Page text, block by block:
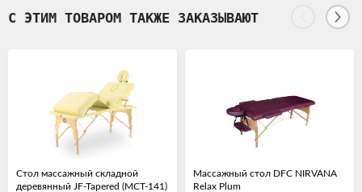
С ЭТИМ ТОВАРОМ ТАКЖЕ ЗАКАЗЫВАЮТ
Стол массажный складной
деревянный JF-Tapered (МСТ-141)
Массажный стол DFC NIRVANA
Relax Plum